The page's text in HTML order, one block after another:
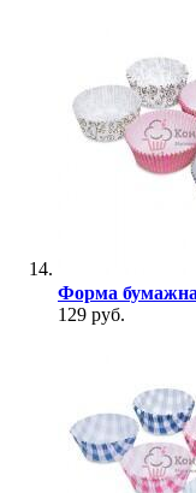
Форма
129 руб.